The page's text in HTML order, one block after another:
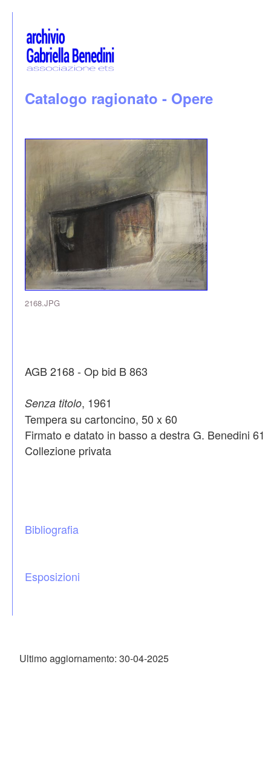
Catalogo ragionato - Opere
2168.JPG
AGB 2168 - Op bid B 863
Senza titolo, 1961
Tempera su cartoncino, 50 x 60
Firmato e datato in basso a destra G. Benedini 61
Collezione privata
Bibliografia
Esposizioni
Ultimo aggiornamento: 30-04-2025